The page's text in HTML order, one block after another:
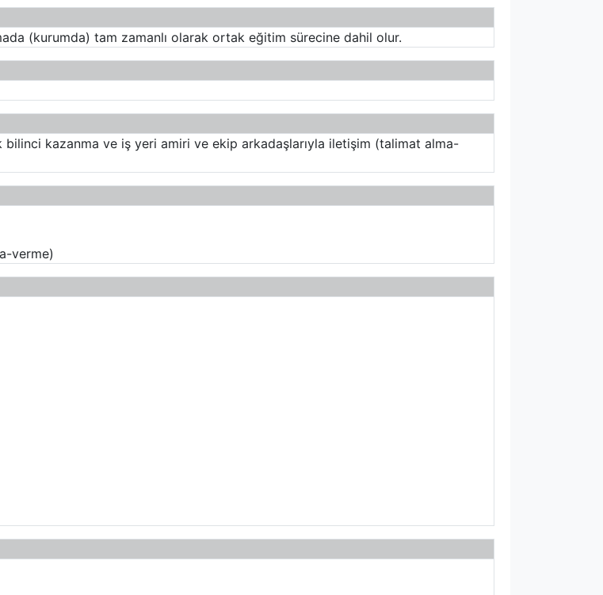
(kurumda) tam zamanlı olarak ortak eğitim sürecine dahil olur.
kazanma ve iş yeri amiri ve ekip arkadaşlarıyla iletişim (talimat alma-
verme)